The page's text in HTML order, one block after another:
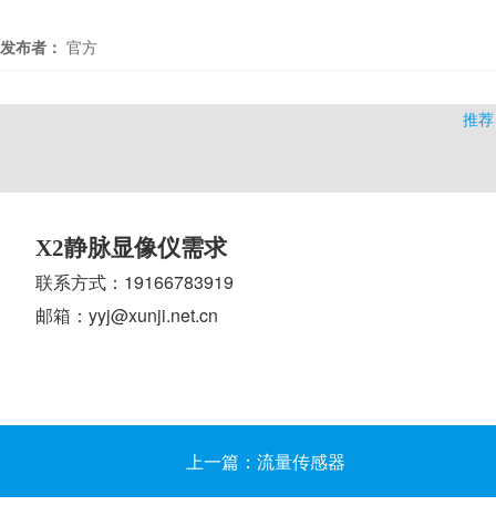
发布者： 官方
推荐
X2静脉显像仪需求
联系方式：19166783919
邮箱：yyj@xunji.net.cn
上一篇：流量传感器